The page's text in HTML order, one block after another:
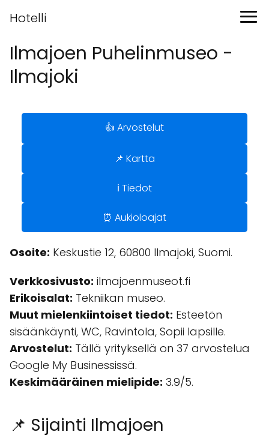
Hotelli
Ilmajoen Puhelinmuseo -
Ilmajoki
👍 Arvostelut
📌 Kartta
ℹ️ Tiedot
⏰ Aukioloajat
Osoite: Keskustie 12, 60800 Ilmajoki, Suomi.
Verkkosivusto: ilmajoenmuseot.fi
Erikoisalat: Tekniikan museo.
Muut mielenkiintoiset tiedot: Esteetön
sisäänkäynti, WC, Ravintola, Sopii lapsille.
Arvostelut: Tällä yrityksellä on 37 arvostelua
Google My Businessissä.
Keskimääräinen mielipide: 3.9/5.
📌 Sijainti Ilmajoen